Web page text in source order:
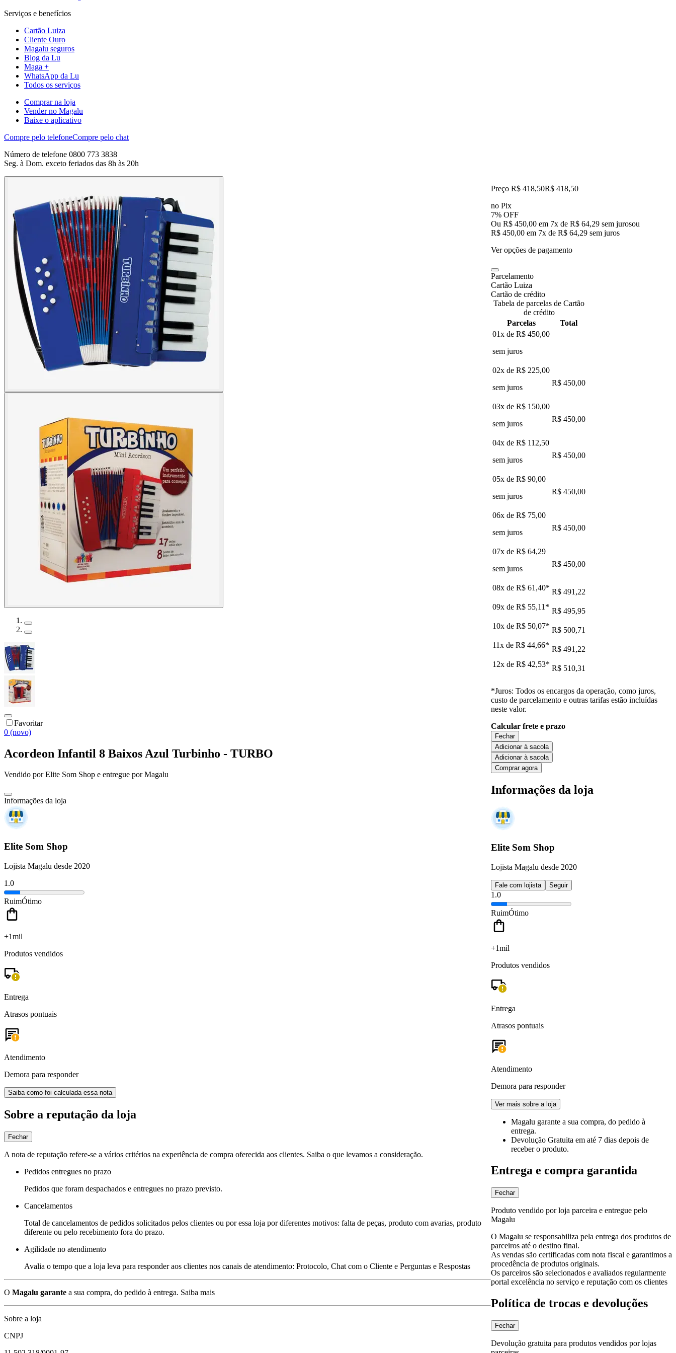
Serviços e benefícios
Cartão Luiza
Cliente Ouro
Magalu seguros
Blog da Lu
Maga +
WhatsApp da Lu
Todos os serviços
Comprar na loja
Vender no Magalu
Baixe o aplicativo
Compre pelo telefoneCompre pelo chat
Número de telefone 0800 773 3838
Seg. à Dom. exceto feriados das 8h às 20h
Favoritar
0 (novo)
Acordeon Infantil 8 Baixos Azul Turbinho - TURBO
Vendido porElite Som Shop e entregue por Magalu
Informações da loja
Elite Som Shop
Lojista Magalu desde 2020
1.0
RuimÓtimo
+1mil
Produtos vendidos
Entrega
Atrasos pontuais
Atendimento
Demora para responder
Saiba como foi calculada essa nota
Sobre a reputação da loja
Fechar
A nota de reputação refere-se a vários critérios na experiência de compra oferecida aos clientes. Saiba o que levamos a consideração.
Pedidos entregues no prazo
Pedidos que foram despachados e entregues no prazo previsto.
Cancelamentos
Total de cancelamentos de pedidos solicitados pelos clientes ou por essa loja por diferentes motivos: falta de peças, produto com avarias, produto
diferente ou pelo recebimento fora do prazo.
Agilidade no atendimento
Avalia o tempo que a loja leva para responder aos clientes nos canais de atendimento: Protocolo, Chat com o Cliente e Perguntas e Respostas
O Magalu garante a sua compra, do pedido à entrega. Saiba mais
Sobre a loja
CNPJ
Preço R$ 418,50R$ 418,50
no Pix
7% OFF
Ou R$ 450,00 em 7x de R$ 64,29 sem jurosou
R$ 450,00 em 7x de R$ 64,29 sem juros
Ver opções de pagamento
Parcelamento
Cartão Luiza
Cartão de crédito
Tabela de parcelas de Cartão
de crédito
Parcelas
Total
01x de R$ 450,00
sem juros
02x de R$ 225,00
sem juros
R$ 450,00
03x de R$ 150,00
sem juros
R$ 450,00
04x de R$ 112,50
sem juros
R$ 450,00
05x de R$ 90,00
sem juros
R$ 450,00
06x de R$ 75,00
sem juros
R$ 450,00
07x de R$ 64,29
sem juros
R$ 450,00
08x de R$ 61,40* R$ 491,22
09x de R$ 55,11 * R$ 495,95
10x de R$ 50,07* R$ 500,71
11x de R$ 44,66* R$ 491,22
12x de R$ 42,53* R$ 510,31
*Juros: Todos os encargos da operação, como juros,
custo de parcelamento e outras tarifas estão incluídas
neste valor.
Calcular frete e prazo
Fechar
Adicionar à sacola
Adicionar à sacola
Comprar agora
Informações da loja
Elite Som Shop
Lojista Magalu desde 2020
Fale com lojista Seguir
1.0
RuimÓtimo
+1mil
Produtos vendidos
Entrega
Atrasos pontuais
Atendimento
Demora para responder
Ver mais sobre a loja
Magalu garante a sua compra, do pedido à
entrega.
Devolução Gratuita em até 7 dias depois de
receber o produto.
Entrega e compra garantida
Fechar
Produto vendido por loja parceira e entregue pelo
Magalu
O Magalu se responsabiliza pela entrega dos produtos de
parceiros até o destino final.
As vendas são certificadas com nota fiscal e garantimos a
procedência de produtos originais.
Os parceiros são selecionados e avaliados regularmente
portal excelência no serviço e reputação com os clientes
Política de trocas e devoluções
Fechar
Devolução gratuita para produtos vendidos por lojas